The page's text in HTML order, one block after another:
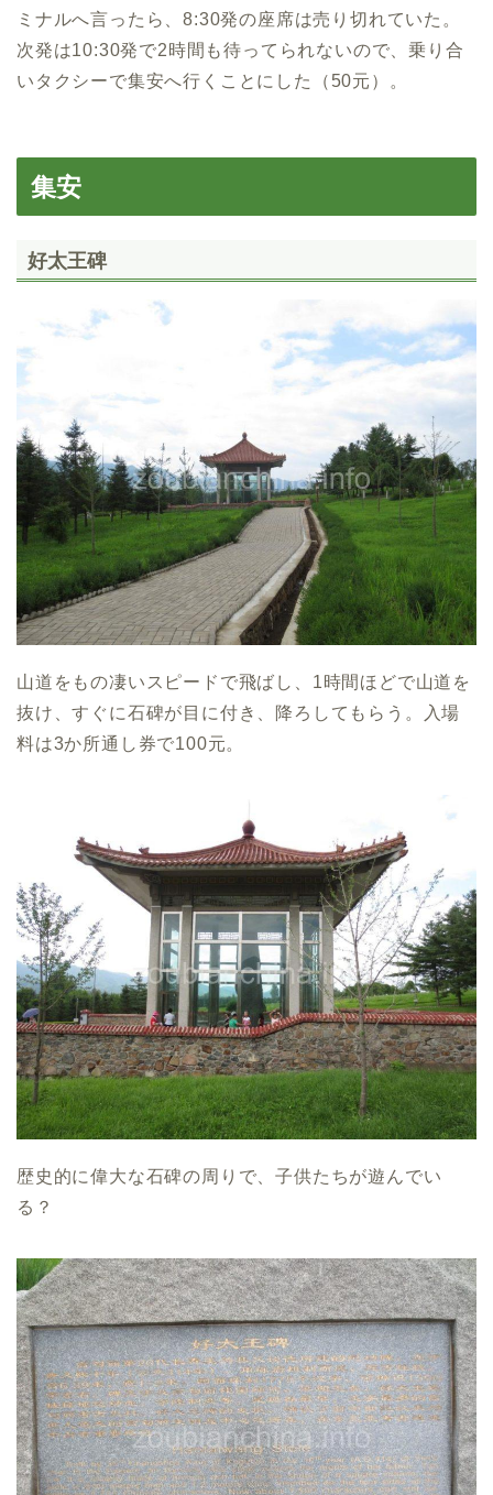
ミナルへ言ったら、8:30発の座席は売り切れていた。
次発は10:30発で2時間も待ってられないので、乗り合
いタクシーで集安へ行くことにした（50元）。
集安
好太王碑
山道をもの凄いスピードで飛ばし、1時間ほどで山道を
抜け、すぐに石碑が目に付き、降ろしてもらう。入場
料は3か所通し券で100元。
歴史的に偉大な石碑の周りで、子供たちが遊んでい
る？